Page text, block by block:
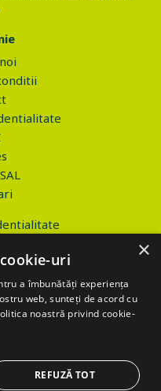
PROVA.ro
var values='';
"POST", url:
success: function(html)
×
uri
a îmbunătăți experiența
web, sunteți de acord cu
noastră privind cookie-
REFUZĂ TOT